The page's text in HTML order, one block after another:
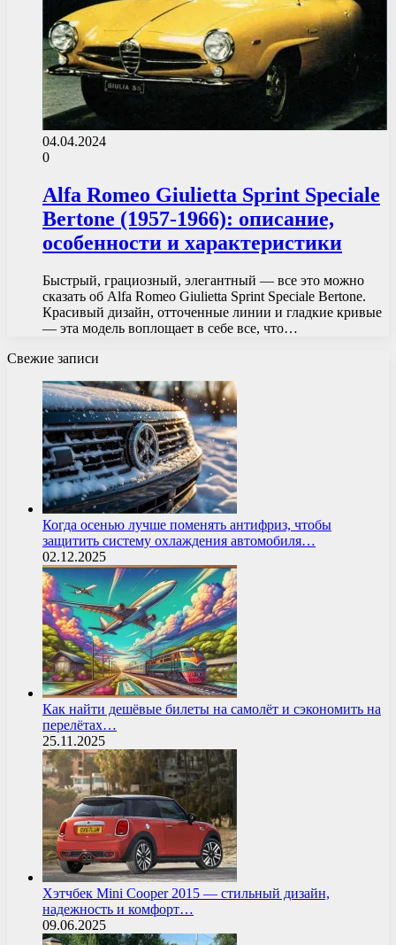
04.04.2024
0
Alfa Romeo Giulietta Sprint Speciale
Bertone (1957-1966): описание,
особенности и характеристики
Быстрый, грациозный, элегантный — все это можно
сказать об Alfa Romeo Giulietta Sprint Speciale Bertone.
Красивый дизайн, отточенные линии и гладкие кривые
— эта модель воплощает в себе все, что…
Свежие записи
Когда осенью лучше поменять антифриз, чтобы
защитить систему охлаждения автомобиля…
02.12.2025
Как найти дешёвые билеты на самолёт и сэкономить на
перелётах…
25.11.2025
Хэтчбек Mini Cooper 2015 — стильный дизайн,
надежность и комфорт…
09.06.2025